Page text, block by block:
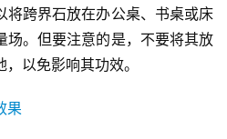
将跨界石放在办公桌、书桌或床
场。但要注意的是，不要将其放
以免影响其功效。